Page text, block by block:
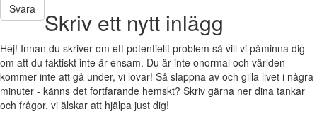
Svara
Skriv ett nytt inlägg
Hej! Innan du skriver om ett potentiellt problem så vill vi påminna dig
om att du faktiskt inte är ensam. Du är inte onormal och världen
kommer inte att gå under, vi lovar! Så slappna av och gilla livet i några
minuter - känns det fortfarande hemskt? Skriv gärna ner dina tankar
och frågor, vi älskar att hjälpa just dig!